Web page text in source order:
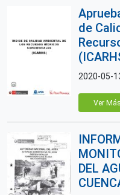
de
2020-05-
Ver Más
DEL